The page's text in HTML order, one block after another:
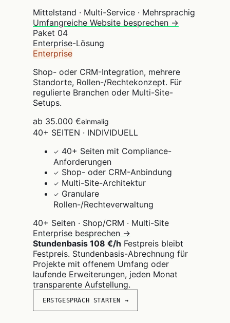
Mittelstand · Multi-Service · Mehrsprachig
Umfangreiche Website besprechen →
Paket 04
Enterprise-Lösung
Enterprise
Shop- oder CRM-Integration, mehrere
Standorte, Rollen-/Rechtekonzept. Für
regulierte Branchen oder Multi-Site-
Setups.
ab 35.000 €einmalig
40+ SEITEN · INDIVIDUELL
✓ 40+ Seiten mit Compliance-
Anforderungen
✓ Shop- oder CRM-Anbindung
✓ Multi-Site-Architektur
✓ Granulare
Rollen-/Rechteverwaltung
40+ Seiten · Shop/CRM · Multi-Site
Enterprise besprechen →
Stundenbasis 108 €/h Festpreis bleibt
Festpreis. Stundenbasis-Abrechnung für
Projekte mit offenem Umfang oder
laufende Erweiterungen, jeden Monat
transparente Aufstellung.
ERSTGESPRÄCH STARTEN →